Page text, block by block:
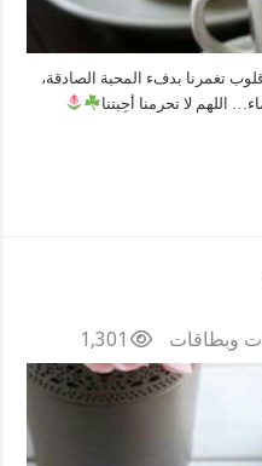
تغمرنا بدفء المحبة الصادقة،
اللهم لا تحرمنا أحِبتنا
‏
وبطاقات 1,301